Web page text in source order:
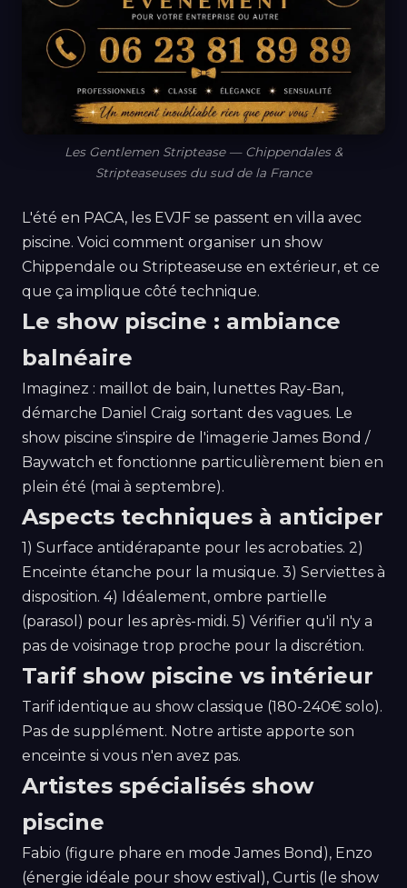
Les Gentlemen Striptease — Chippendales &
Stripteaseuses du sud de la France
L'été en PACA, les EVJF se passent en villa avec
piscine. Voici comment organiser un show
Chippendale ou Stripteaseuse en extérieur, et ce
que ça implique côté technique.
Le show piscine : ambiance
balnéaire
Imaginez : maillot de bain, lunettes Ray-Ban,
démarche Daniel Craig sortant des vagues. Le
show piscine s'inspire de l'imagerie James Bond /
Baywatch et fonctionne particulièrement bien en
plein été (mai à septembre).
Aspects techniques à anticiper
1) Surface antidérapante pour les acrobaties. 2)
Enceinte étanche pour la musique. 3) Serviettes à
disposition. 4) Idéalement, ombre partielle
(parasol) pour les après-midi. 5) Vérifier qu'il n'y a
pas de voisinage trop proche pour la discrétion.
Tarif show piscine vs intérieur
Tarif identique au show classique (180-240€ solo).
Pas de supplément. Notre artiste apporte son
enceinte si vous n'en avez pas.
Artistes spécialisés show
piscine
Fabio (figure phare en mode James Bond), Enzo
(énergie idéale pour show estival), Curtis (le show